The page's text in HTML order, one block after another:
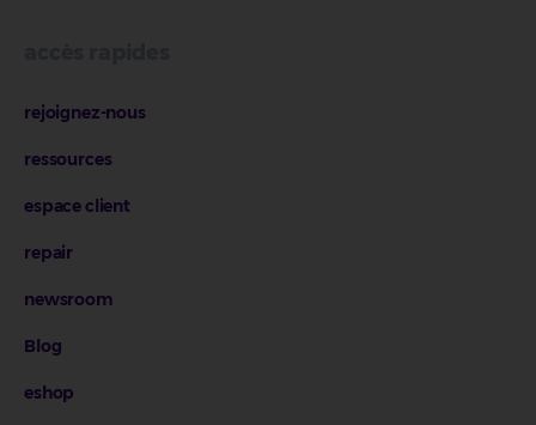
rejoignez-nous
ressources
espace client
repair
newsroom
Blog
eshop